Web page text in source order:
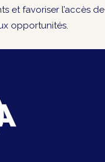
et favoriser l’accès de
opportunités.